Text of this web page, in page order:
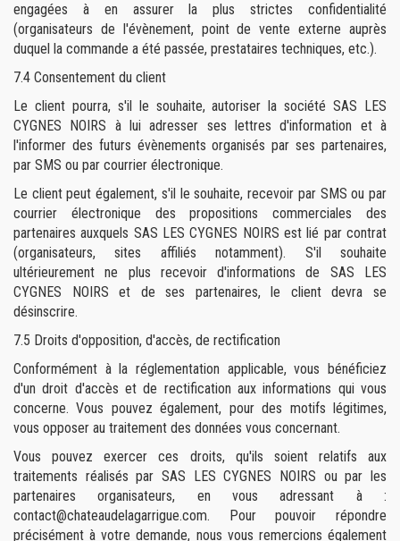
engagées à en assurer la plus strictes confidentialité
(organisateurs de l'évènement, point de vente externe auprès
duquel la commande a été passée, prestataires techniques, etc.).
7.4 Consentement du client
Le client pourra, s'il le souhaite, autoriser la société SAS LES
CYGNES NOIRS à lui adresser ses lettres d'information et à
l'informer des futurs évènements organisés par ses partenaires,
par SMS ou par courrier électronique.
Le client peut également, s'il le souhaite, recevoir par SMS ou par
courrier électronique des propositions commerciales des
partenaires auxquels SAS LES CYGNES NOIRS est lié par contrat
(organisateurs, sites affiliés notamment). S'il souhaite
ultérieurement ne plus recevoir d'informations de SAS LES
CYGNES NOIRS et de ses partenaires, le client devra se
désinscrire.
7.5 Droits d'opposition, d'accès, de rectification
Conformément à la réglementation applicable, vous bénéficiez
d'un droit d'accès et de rectification aux informations qui vous
concerne. Vous pouvez également, pour des motifs légitimes,
vous opposer au traitement des données vous concernant.
Vous pouvez exercer ces droits, qu'ils soient relatifs aux
traitements réalisés par SAS LES CYGNES NOIRS ou par les
partenaires organisateurs, en vous adressant à :
contact@chateaudelagarrigue.com. Pour pouvoir répondre
précisément à votre demande, nous vous remercions également